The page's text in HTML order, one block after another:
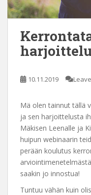
10.11.2019
Mä olen tainnut tällä
ja sen harjoittelusta
Mäkisen Leenalle ja
huipun webinaarin
perään koulutus
saakin jo innostua!
Tuntuu vähän kuin